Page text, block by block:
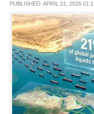
LIFESTYLE
SPIRITUAL
INFO+
ART
PUBLISHED: APRIL 21, 2026